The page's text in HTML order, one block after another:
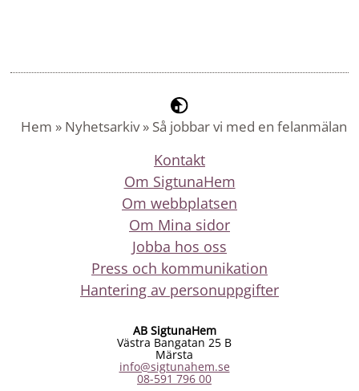
Hem » Nyhetsarkiv» Så jobbar vi med en felanmälan
Kontakt
Om SigtunaHem
Om webbplatsen
Om Mina sidor
Jobba hos oss
Press och kommunikation
Hantering av personuppgifter
AB SigtunaHem
Västra Bangatan 25 B
Märsta
info@sigtunahem.se
08-591 796 00